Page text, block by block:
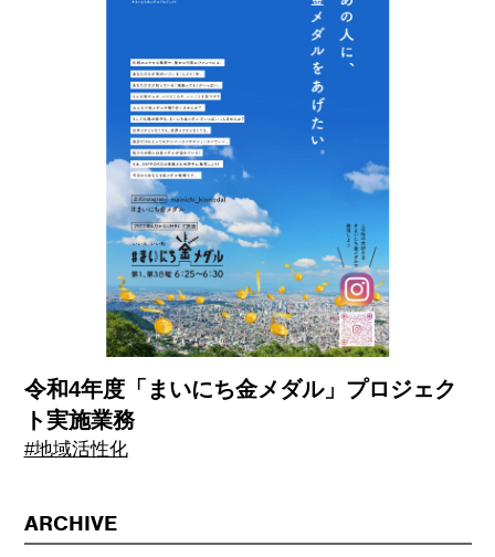
令和4年度「まいにち金メダル」プロジェク
ト実施業務
#地域活性化
ARCHIVE